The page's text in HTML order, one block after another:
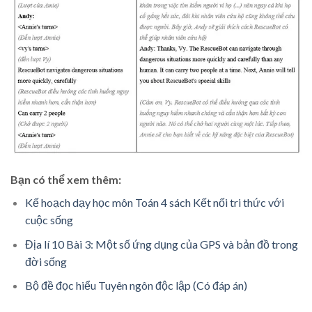
Bạn có thể xem thêm:
Kế hoạch dạy học môn Toán 4 sách Kết nối tri thức với
cuộc sống
Địa lí 10 Bài 3: Một số ứng dụng của GPS và bản đồ trong
đời sống
Bộ đề đọc hiểu Tuyên ngôn độc lập (Có đáp án)